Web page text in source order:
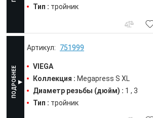
Тип : тройник
751999
VIEGA
Коллекция : Megapress S XL
Диаметр резьбы (дюйм) : 1
3
Тип : тройник